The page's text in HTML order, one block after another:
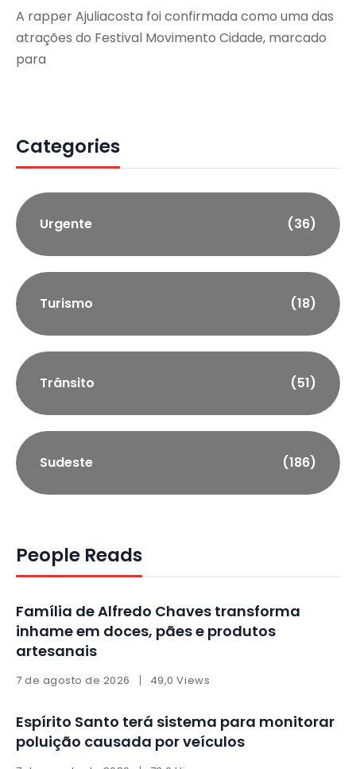
A rapper Ajuliacosta foi confirmada como uma das
atrações do Festival Movimento Cidade, marcado
para
Categories
Urgente (36)
Turismo (18)
Trânsito (51)
Sudeste (186)
People Reads
Família de Alfredo Chaves transforma
inhame em doces, pães e produtos
artesanais
7 de agosto de 2026 49,0 Views
Espírito Santo terá sistema para monitorar
poluição causada por veículos